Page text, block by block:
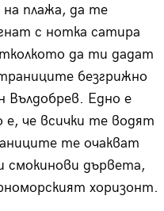
на плажа, да те
с нотка сатира
да ти дадат
безгрижно
Вълдобрев. Едно е
че всички те водят
те очакват
смокинови дървета,
хоризонт.